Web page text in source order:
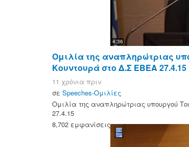
4:36
Ομιλία της αναπληρώτριας
Κουντουρά στο Δ.Σ ΕΒΕΑ 27.4.15
11 χρόνια πριν
σε Speeches-Ομιλίες
Ομιλία της αναπληρώτριας υπουργού
27.4.15
8,702 εμφανίσεις